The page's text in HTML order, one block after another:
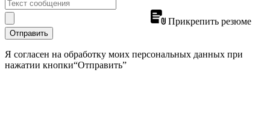
Прикрепить резюме
Отправить
Я согласен на обработку моих персональных данных при
нажатии кнопки“Отправить”